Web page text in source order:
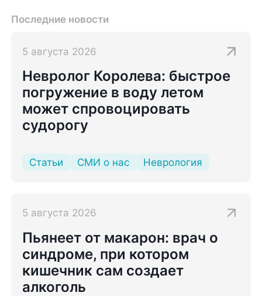
Последние новости
5 августа 2026
Невролог Королева: быстрое
погружение в воду летом
может спровоцировать
судорогу
Статьи СМИ о нас Неврология
5 августа 2026
Пьянеет от макарон: врач о
синдроме, при котором
кишечник сам создает
алкоголь